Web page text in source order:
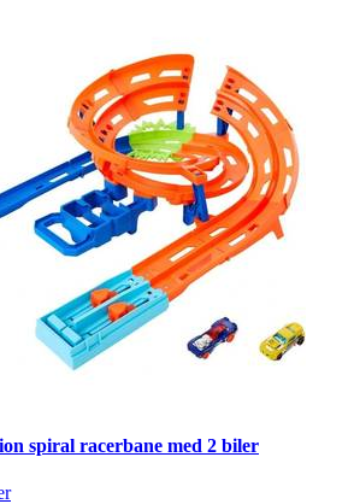
spiral racerbane med 2 biler